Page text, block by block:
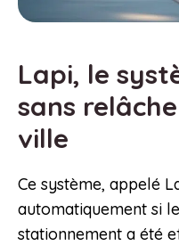
Lapi, le
sans
ville
Ce système, appelé
automatiquement si
stationnement a été